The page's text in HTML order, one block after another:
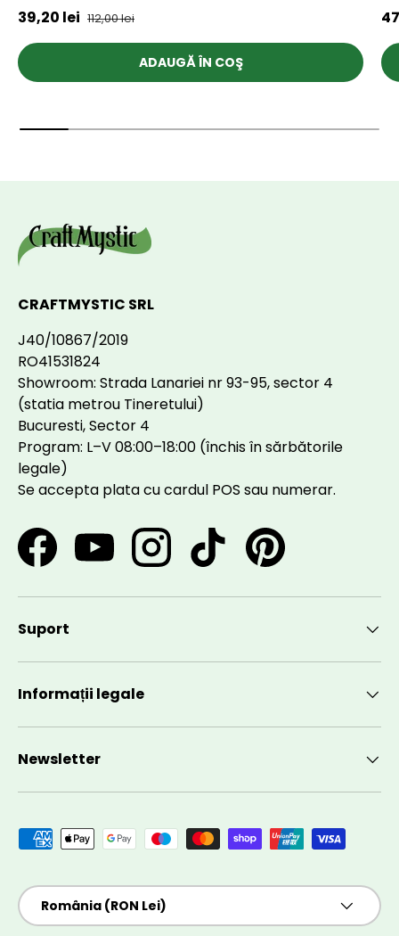
Preț de vânzare
39,20 lei Preț obișnuit
112,00 lei
ADAUGĂ ÎN COŞ
CRAFTMYSTIC SRL
J40/10867/2019
RO41531824
Showroom: Strada Lanariei nr 93-95, sector 4
(statia metrou Tineretului)
Bucuresti, Sector 4
Program: L–V 08:00–18:00 (închis în sărbătorile
legale)
Se accepta plata cu cardul POS sau numerar.
FacebookYouTubeInstagramTikTok Pinterest
Suport
Informații legale
Newsletter
Metode de plată acceptate
Țară/Regiune
România (RON Lei)